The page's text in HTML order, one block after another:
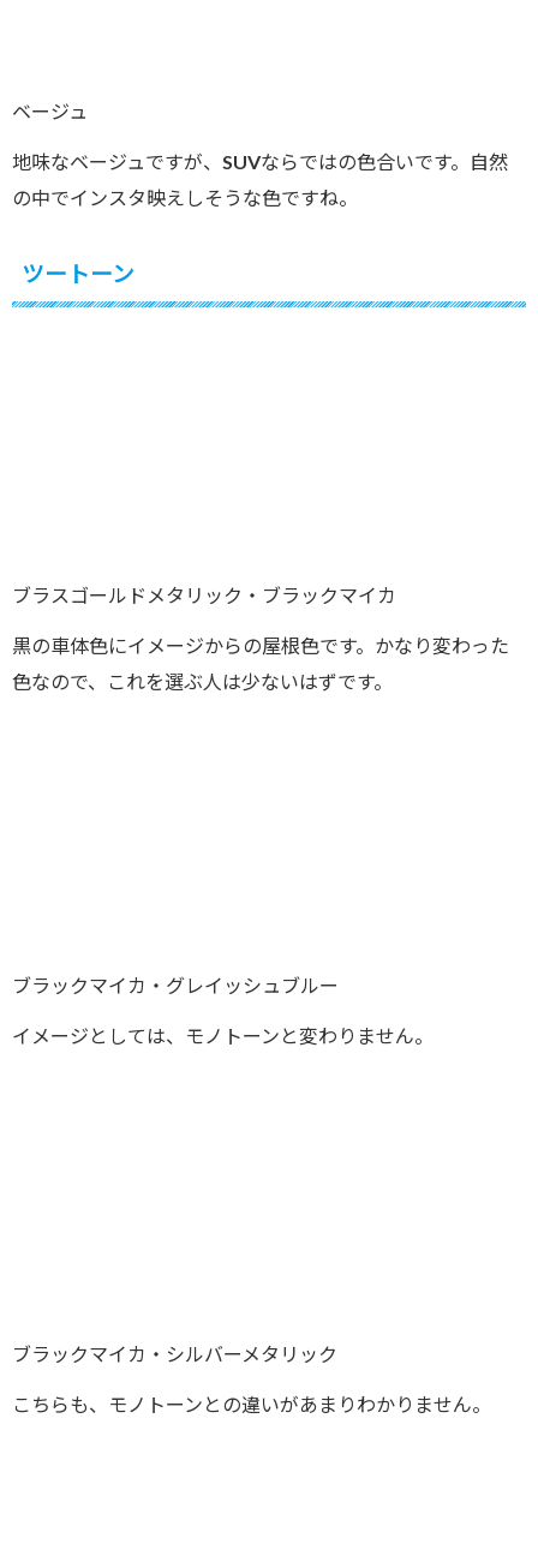
ベージュ
地味なベージュですが、SUVならではの色合いです。自然
の中でインスタ映えしそうな色ですね。
ツートーン
ブラスゴールドメタリック・ブラックマイカ
黒の車体色にイメージからの屋根色です。かなり変わった
色なので、これを選ぶ人は少ないはずです。
ブラックマイカ・グレイッシュブルー
イメージとしては、モノトーンと変わりません。
ブラックマイカ・シルバーメタリック
こちらも、モノトーンとの違いがあまりわかりません。